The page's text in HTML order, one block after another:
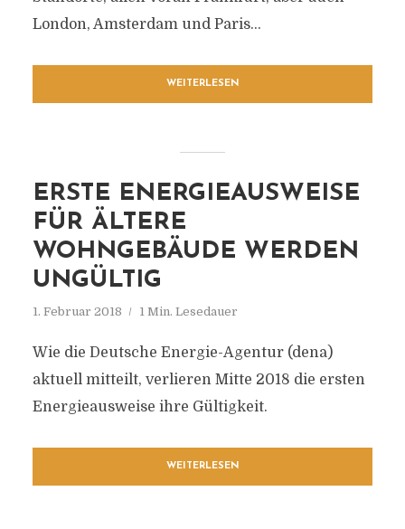
London, Amsterdam und Paris...
WEITERLESEN
ERSTE ENERGIEAUSWEISE
FÜR ÄLTERE
WOHNGEBÄUDE WERDEN
UNGÜLTIG
1. Februar 2018 1 Min. Lesedauer
Wie die Deutsche Energie-Agentur (dena)
aktuell mitteilt, verlieren Mitte 2018 die ersten
Energieausweise ihre Gültigkeit.
WEITERLESEN